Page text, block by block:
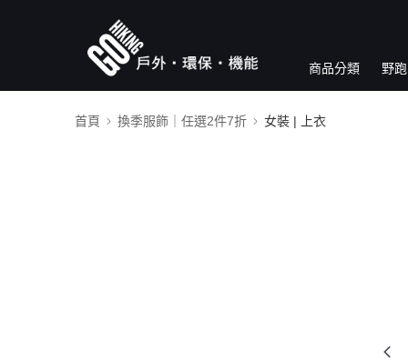
商品分類 野
首頁 換季服飾｜任選2件7折 女裝 | 上衣